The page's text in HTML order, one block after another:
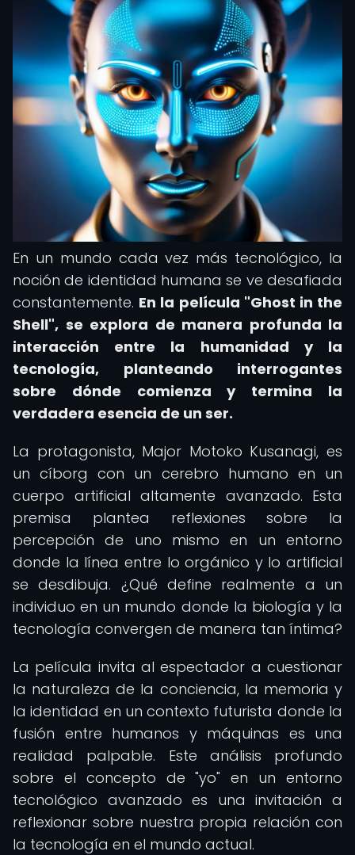
En un mundo cada vez más tecnológico, la
noción de identidad humana se ve desafiada
constantemente. En la película "Ghost in the
Shell", se explora de manera profunda la
interacción entre la humanidad y la
tecnología, planteando interrogantes
sobre dónde comienza y termina la
verdadera esencia de un ser.
La protagonista, Major Motoko Kusanagi, es
un cíborg con un cerebro humano en un
cuerpo artificial altamente avanzado. Esta
premisa plantea reflexiones sobre la
percepción de uno mismo en un entorno
donde la línea entre lo orgánico y lo artificial
se desdibuja. ¿Qué define realmente a un
individuo en un mundo donde la biología y la
tecnología convergen de manera tan íntima?
La película invita al espectador a cuestionar
la naturaleza de la conciencia, la memoria y
la identidad en un contexto futurista donde la
fusión entre humanos y máquinas es una
realidad palpable. Este análisis profundo
sobre el concepto de "yo" en un entorno
tecnológico avanzado es una invitación a
reflexionar sobre nuestra propia relación con
la tecnología en el mundo actual.